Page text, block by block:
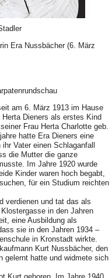
Era Nussbächer (6. März
am 6. März 1913 im Hause
Dieners als erstes Kind
Frau Herta Charlotte geb.
hatte Era Dieners eine
Vater einen Schlaganfall
die Mutter die ganze
Im Jahre 1920 wurde
Kinder waren hoch begabt,
für ein Studium reichten
verdienen und tat das als
in den Jahren
eine Ausbildung als
sie in den Jahren 1934 –
in Kronstadt wirkte.
Kurt Nussbächer, den
gelernt hatte und widmete sich